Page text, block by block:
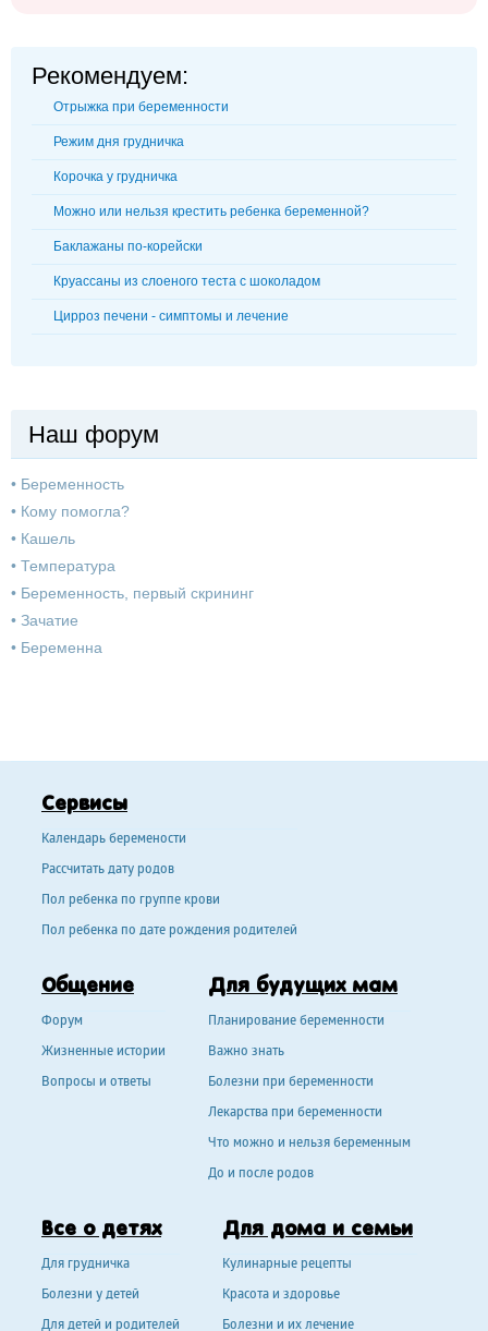
Рекомендуем:
Отрыжка при беременности
Режим дня грудничка
Корочка у грудничка
Можно или нельзя крестить ребенка беременной?
Баклажаны по-корейски
Круассаны из слоеного теста с шоколадом
Цирроз печени - симптомы и лечение
Наш форум
• Беременность
• Кому помогла?
• Кашель
• Температура
• Беременность, первый скрининг
• Зачатие
• Беременна
Сервисы
Календарь беремености
Рассчитать дату родов
Пол ребенка по группе крови
Пол ребенка по дате рождения родителей
Общение
Форум
Жизненные истории
Вопросы и ответы
Для будущих мам
Планирование беременности
Важно знать
Болезни при беременности
Лекарства при беременности
Что можно и нельзя беременным
До и после родов
Все о детях
Для грудничка
Болезни у детей
Для детей и родителей
Для дома и семьи
Кулинарные рецепты
Красота и здоровье
Болезни и их лечение